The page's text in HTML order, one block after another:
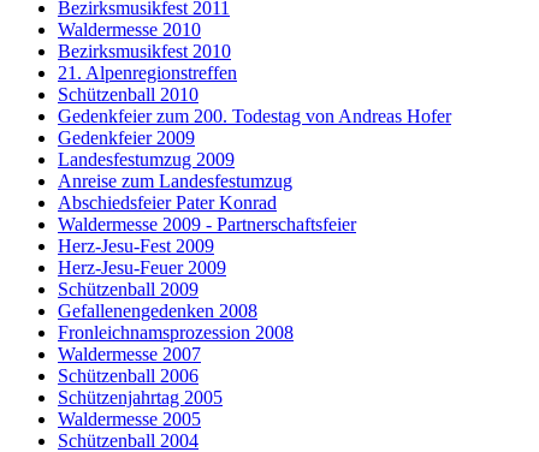
Bezirksmusikfest 2011
Waldermesse 2010
Bezirksmusikfest 2010
21. Alpenregionstreffen
Schützenball 2010
Gedenkfeier zum 200. Todestag von Andreas Hofer
Gedenkfeier 2009
Landesfestumzug 2009
Anreise zum Landesfestumzug
Abschiedsfeier Pater Konrad
Waldermesse 2009 - Partnerschaftsfeier
Herz-Jesu-Fest 2009
Herz-Jesu-Feuer 2009
Schützenball 2009
Gefallenengedenken 2008
Fronleichnamsprozession 2008
Waldermesse 2007
Schützenball 2006
Schützenjahrtag 2005
Waldermesse 2005
Schützenball 2004